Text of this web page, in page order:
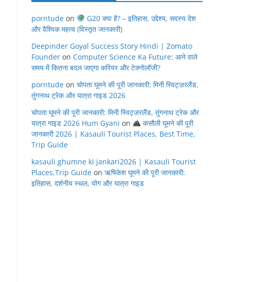
porntude on
G20 क्या है? – इतिहास, उद्देश्य, सदस्य देश
और वैश्विक महत्व (विस्तृत जानकारी)
Deepinder Goyal Success Story Hindi | Zomato
Founder on Computer Science Ka Future: आने वाले
समय में कितना बदल जाएगा करियर और टेक्नोलॉजी?
porntude on चोपता घूमने की पूरी जानकारी: मिनी स्विट्ज़रलैंड,
तुंगनाथ ट्रेक और यात्रा गाइड 2026
चोपता घूमने की पूरी जानकारी: मिनी स्विट्ज़रलैंड, तुंगनाथ ट्रेक और
यात्रा गाइड 2026 Hum Gyani on
कसौली घूमने की पूरी
जानकारी 2026 | Kasauli Tourist Places, Best Time,
Trip Guide
kasauli ghumne ki jankari2026 | Kasauli Tourist
Places,Trip Guide on ऋषिकेश घूमने की पूरी जानकारी:
इतिहास, दर्शनीय स्थल, योग और यात्रा गाइड